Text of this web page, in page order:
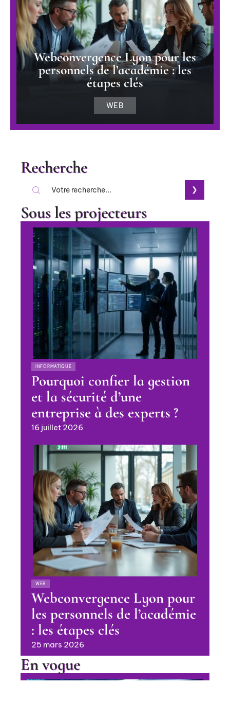
Webconvergence Lyon pour les
personnels de l’académie : les
étapes clés
WEB
Recherche
Sous les projecteurs
INFORMATIQUE
Pourquoi confier la gestion
et la sécurité d’une
entreprise à des experts ?
16 juillet 2026
WEB
Webconvergence Lyon pour
les personnels de l’académie
: les étapes clés
25 mars 2026
En vogue